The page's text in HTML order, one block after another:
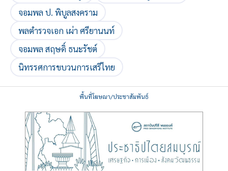
จอมพล ป. พิบูลสงคราม
พลตำรวจเอก เผ่า ศรียานนท์
จอมพล สฤษดิ์ ธนะรัชต์
นิทรรศการขบวนการเสรีไทย
พื้นที่โฆษณา/ประชาสัมพันธ์